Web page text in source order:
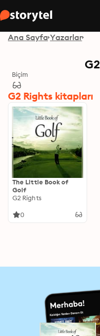
Ana Sayfa Yazarlar
Biçim
G2 Rights kitapları
The Little Book of
Golf
G2 Rights
0